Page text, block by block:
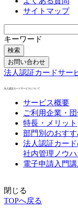
サイトマップ
キーワード
検索
お問い合わせ
法人認証カードサー
法人認証カードサービスについて
サービス概要
ご利用企業・
特長・メリット
部門別のおす
法人認証カー
社内管理ノウハ
電子申請入門
閉じる
TOPへ戻る